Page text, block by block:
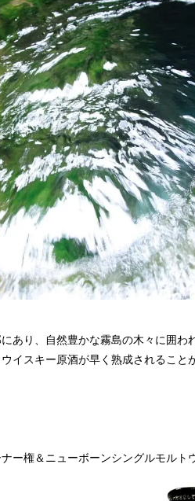
あり、自然豊かな霧島の木々に囲わ
イスキー原酒が早く熟成されるこ
ー権＆ニューボーンシングルモルト